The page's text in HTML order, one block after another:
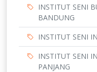
INSTITUT SENI
BANDUNG
INSTITUT SENI
INSTITUT SENI
PANJANG